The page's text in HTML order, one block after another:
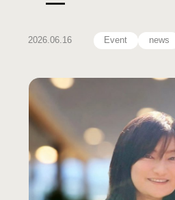
2026.06.16 Event news